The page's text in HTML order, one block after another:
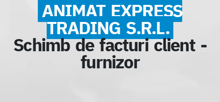
ANIMAT EXPRESS
TRADING S.R.L.
Schimb de facturi client -
furnizor